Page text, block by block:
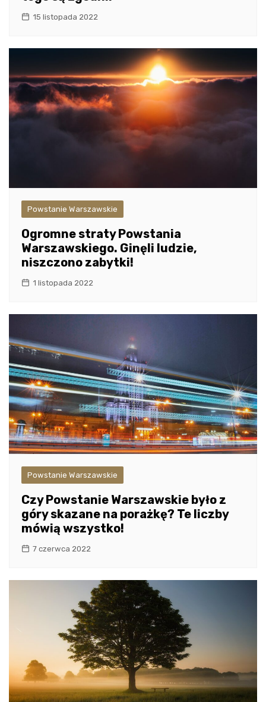
15 listopada 2022
Powstanie Warszawskie
Ogromne straty Powstania
Warszawskiego. Ginęli ludzie,
niszczono zabytki!
1 listopada 2022
Powstanie Warszawskie
Czy Powstanie Warszawskie było z
góry skazane na porażkę? Te liczby
mówią wszystko!
7 czerwca 2022